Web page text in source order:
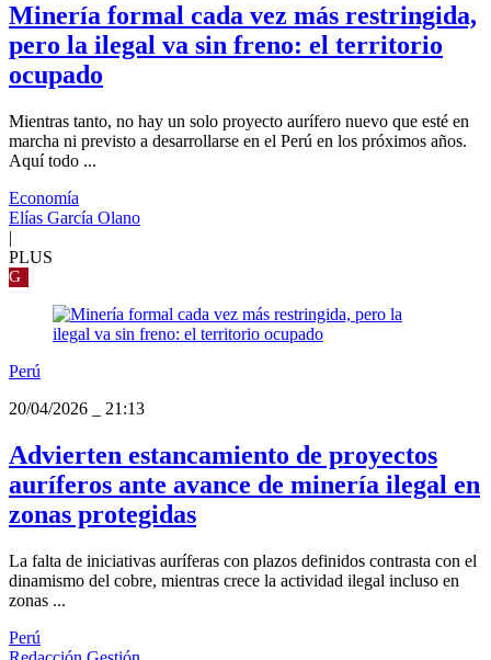
Minería formal cada vez más restringida,
pero la ilegal va sin freno: el territorio
ocupado
Mientras tanto, no hay un solo proyecto aurífero nuevo que esté en
marcha ni previsto a desarrollarse en el Perú en los próximos años.
Aquí todo ...
Economía
Elías García Olano
|
PLUS
G
Perú
20/04/2026
21:13
Advierten estancamiento de proyectos
auríferos ante avance de minería ilegal en
zonas protegidas
La falta de iniciativas auríferas con plazos definidos contrasta con el
dinamismo del cobre, mientras crece la actividad ilegal incluso en
zonas ...
Perú